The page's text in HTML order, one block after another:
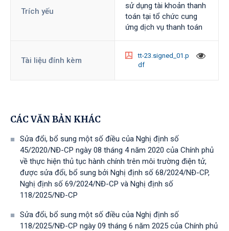
Trích yếu
sử dụng tài khoản thanh
toán tại tổ chức cung
ứng dịch vụ thanh toán
Tài liệu đính kèm
tt-23.signed_01.p
df
CÁC VĂN BẢN KHÁC
Sửa đổi, bổ sung một số điều của Nghị định số
45/2020/NĐ-CP ngày 08 tháng 4 năm 2020 của Chính phủ
về thực hiện thủ tục hành chính trên môi trường điện tử,
được sửa đổi, bổ sung bởi Nghị định số 68/2024/NĐ-CP,
Nghị định số 69/2024/NĐ-CP và Nghị định số
118/2025/NĐ-СР
Sửa đổi, bổ sung một số điều của Nghị định số
118/2025/NĐ-CP ngày 09 tháng 6 năm 2025 của Chính phủ